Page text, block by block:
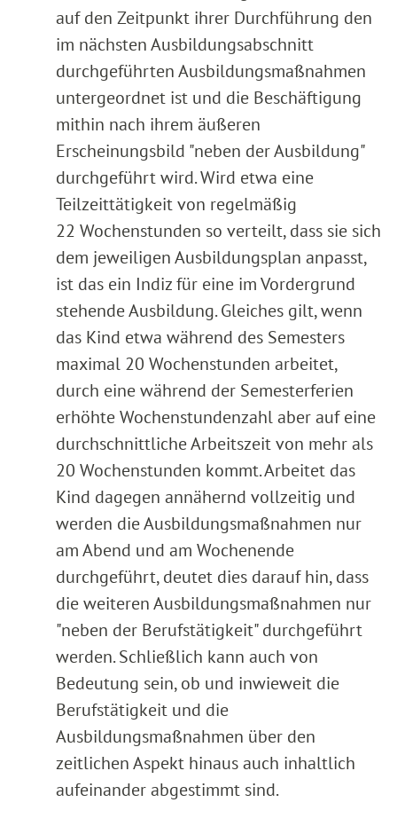
auf den Zeitpunkt ihrer Durchführung den
im nächsten Ausbildungsabschnitt
durchgeführten Ausbildungsmaßnahmen
untergeordnet ist und die Beschäftigung
mithin nach ihrem äußeren
Erscheinungsbild "neben der Ausbildung"
durchgeführt wird. Wird etwa eine
Teilzeittätigkeit von regelmäßig
22 Wochenstunden so verteilt, dass sie sich
dem jeweiligen Ausbildungsplan anpasst,
ist das ein Indiz für eine im Vordergrund
stehende Ausbildung. Gleiches gilt, wenn
das Kind etwa während des Semesters
maximal 20 Wochenstunden arbeitet,
durch eine während der Semesterferien
erhöhte Wochenstundenzahl aber auf eine
durchschnittliche Arbeitszeit von mehr als
20 Wochenstunden kommt. Arbeitet das
Kind dagegen annähernd vollzeitig und
werden die Ausbildungsmaßnahmen nur
am Abend und am Wochenende
durchgeführt, deutet dies darauf hin, dass
die weiteren Ausbildungsmaßnahmen nur
"neben der Berufstätigkeit" durchgeführt
werden. Schließlich kann auch von
Bedeutung sein, ob und inwieweit die
Berufstätigkeit und die
Ausbildungsmaßnahmen über den
zeitlichen Aspekt hinaus auch inhaltlich
aufeinander abgestimmt sind.